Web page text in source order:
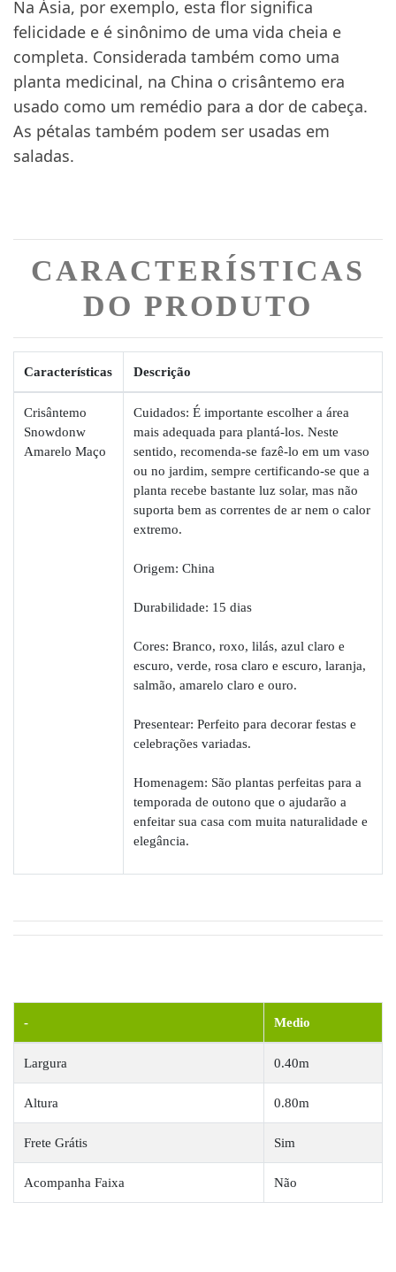
Na Ásia, por exemplo, esta flor significa
felicidade e é sinônimo de uma vida cheia e
completa. Considerada também como uma
planta medicinal, na China o crisântemo era
usado como um remédio para a dor de cabeça.
As pétalas também podem ser usadas em
saladas.
CARACTERÍSTICAS
DO PRODUTO
Características Descrição
Crisântemo
Snowdonw
Amarelo Maço
Cuidados: É importante escolher a área
mais adequada para plantá-los. Neste
sentido, recomenda-se fazê-lo em um vaso
ou no jardim, sempre certificando-se que a
planta recebe bastante luz solar, mas não
suporta bem as correntes de ar nem o calor
extremo.
Origem: China
Durabilidade: 15 dias
Cores: Branco, roxo, lilás, azul claro e
escuro, verde, rosa claro e escuro, laranja,
salmão, amarelo claro e ouro.
Presentear: Perfeito para decorar festas e
celebrações variadas.
Homenagem: São plantas perfeitas para a
temporada de outono que o ajudarão a
enfeitar sua casa com muita naturalidade e
elegância.
- Medio
Largura 0.40m
Altura 0.80m
Frete Grátis Sim
Acompanha Faixa Não